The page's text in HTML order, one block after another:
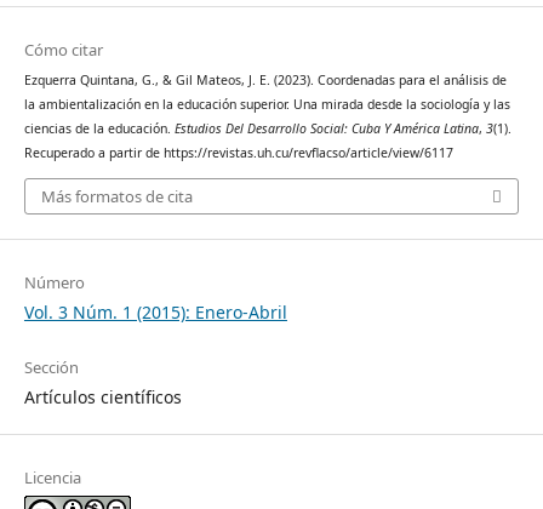
Cómo citar
Ezquerra Quintana, G., & Gil Mateos, J. E. (2023). Coordenadas para el análisis de
la ambientalización en la educación superior. Una mirada desde la sociología y las
ciencias de la educación. Estudios Del Desarrollo Social: Cuba Y América Latina, 3(1).
Recuperado a partir de https://revistas.uh.cu/revflacso/article/view/6117
Más formatos de cita
Número
Vol. 3 Núm. 1 (2015): Enero-Abril
Sección
Artículos científicos
Licencia